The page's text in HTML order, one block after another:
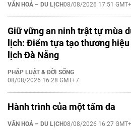
VĂN HOÁ – DU LỊCH08/08/2026 17:51
Giữ vững an ninh trật tự mùa
lịch: Điểm tựa tạo thương hiệu
lịch Đà Nẵng
PHÁP LUẬT & ĐỜI SỐNG
08/08/2026 16:28 GMT+7
Hành trình của một tấm da
VĂN HOÁ – DU LỊCH08/08/2026 16:27